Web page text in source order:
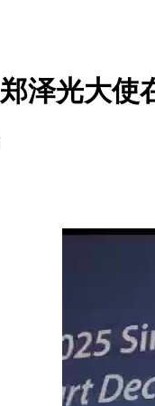
郑泽光大使